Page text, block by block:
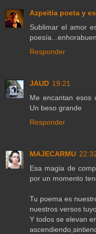
Azpeitia poeta y
Sublimar el amor
Responder
JAUD 19:21
Me encantan esos
Un beso grande
Responder
MAJECARMU
Esa magia de
por un momento
Tu poema es
nuestros versos
Y todos se elevan